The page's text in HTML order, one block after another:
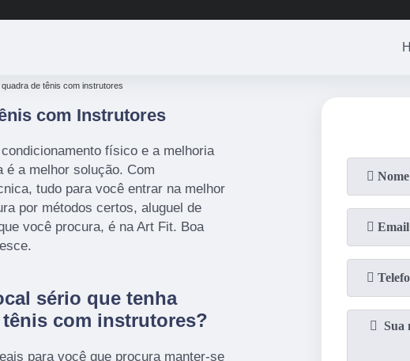
quadra de tênis com instrutores
com Instrutores
físico e a melhoria
é a melhor solução. Com
tudo para você entrar na melhor
por métodos certos, aluguel de
você procura, é na Art Fit. Boa
sério que tenha
com instrutores?
para você que procura manter-se